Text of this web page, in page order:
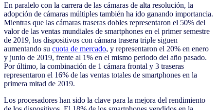
En paralelo con la carrera de las cámaras de alta resolución, la
adopción de cámaras múltiples también ha ido ganando importancia.
Mientras que las cámaras traseras dobles representaron el 50% del
valor de las ventas mundiales de smartphones en el primer semestre
de 2019, los dispositivos con cámara trasera triple siguen
aumentando su cuota de mercado, y representaron el 20% en enero
y junio de 2019, frente al 1% en el mismo periodo del año pasado.
Por último, la combinación de 1 cámara frontal y 3 traseras
representaron el 16% de las ventas totales de smartphones en la
primera mitad de 2019.
Los procesadores han sido la clave para la mejora del rendimiento